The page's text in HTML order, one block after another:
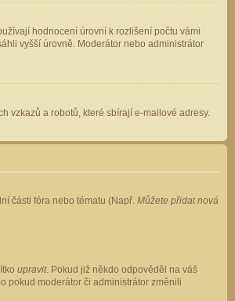
hodnocení úrovní k rozlišení počtu vámi
vyšší úrovně. Moderátor nebo administrátor
vzkazů a robotů, které sbírají e-mailové adresy.
části fóra nebo tématu (Např. Můžete přidat nová
upravit. Pokud již někdo odpověděl na váš
pokud moderátor či administrátor změnili